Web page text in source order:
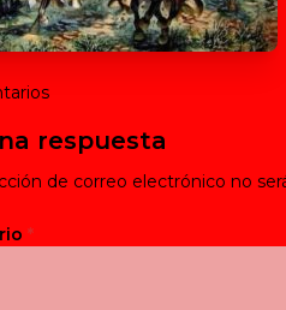
respuesta
de correo electrónico no
*